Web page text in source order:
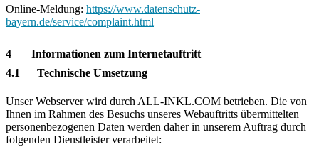
Online-Meldung: https://www.datenschutz-
bayern.de/service/complaint.html
4 Informationen zum Internetauftritt
4.1 Technische Umsetzung
Unser Webserver wird durch ALL-INKL.COM betrieben. Die von
Ihnen im Rahmen des Besuchs unseres Webauftritts übermittelten
personenbezogenen Daten werden daher in unserem Auftrag durch
folgenden Dienstleister verarbeitet: